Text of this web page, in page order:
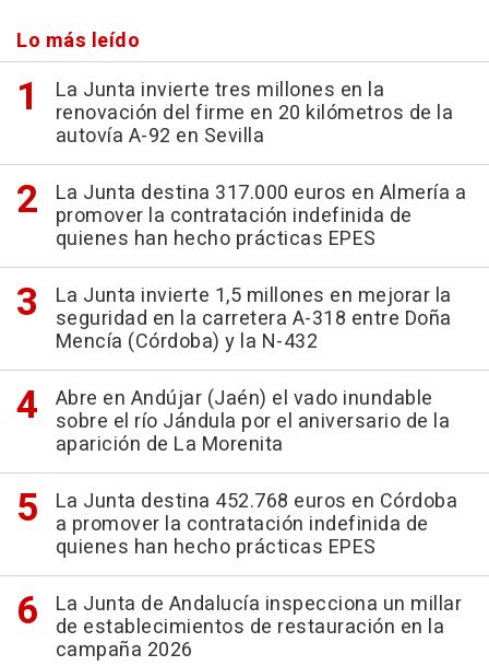
Lo más leído
La Junta invierte tres millones en la
renovación del firme en 20 kilómetros de la
autovía A-92 en Sevilla
La Junta destina 317.000 euros en Almería a
promover la contratación indefinida de
quienes han hecho prácticas EPES
La Junta invierte 1,5 millones en mejorar la
seguridad en la carretera A-318 entre Doña
Mencía (Córdoba) y la N-432
Abre en Andújar (Jaén) el vado inundable
sobre el río Jándula por el aniversario de la
aparición de La Morenita
La Junta destina 452.768 euros en Córdoba
a promover la contratación indefinida de
quienes han hecho prácticas EPES
La Junta de Andalucía inspecciona un millar
de establecimientos de restauración en la
campaña 2026